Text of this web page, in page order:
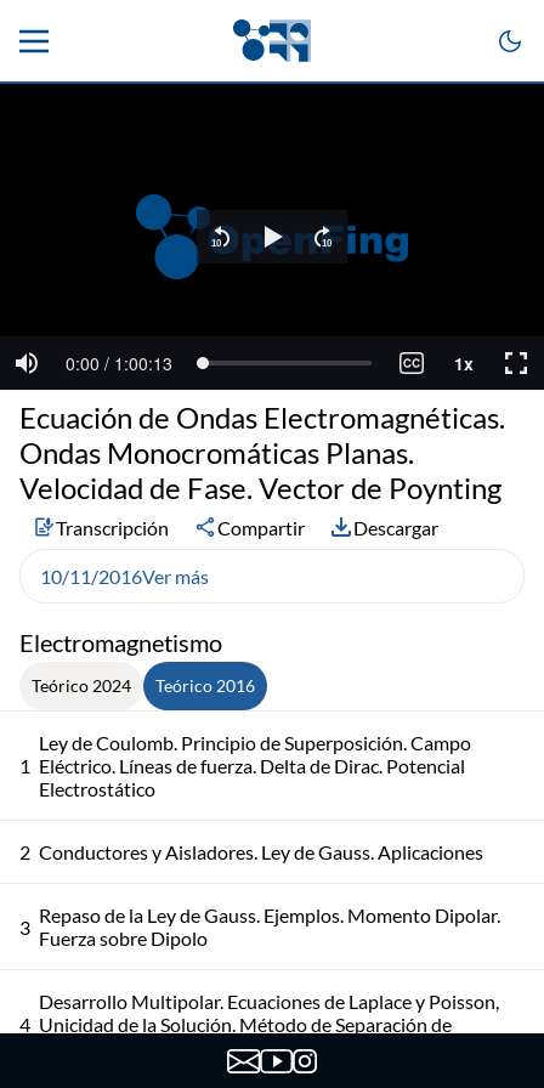
Electromagnetismo
Teórico 2024 Teórico 2016
1
Ley de Coulomb. Principio de Superposición. Campo
Eléctrico. Líneas de fuerza. Delta de Dirac. Potencial
Electrostático
2 Conductores y Aisladores. Ley de Gauss. Aplicaciones
3 Repaso de la Ley de Gauss. Ejemplos. Momento Dipolar.
Fuerza sobre Dipolo
4
Desarrollo Multipolar. Ecuaciones de Laplace y Poisson,
Unicidad de la Solución. Método de Separación de
Ecuación de Ondas Electromagnéticas.
Ondas Monocromáticas Planas.
Velocidad de Fase. Vector de Poynting
Transcripción Compartir Descargar
10/11/2016Ver más